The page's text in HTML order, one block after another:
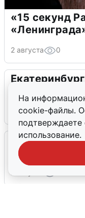
На
cookie-файлы.
подтверждаете
использование.
«15 секунд
2 августа 0
2 августа 0
Очевидцы